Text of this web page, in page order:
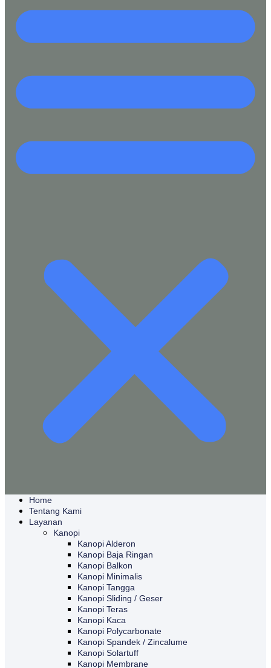
Home
Tentang Kami
Layanan
Kanopi
Kanopi Alderon
Kanopi Baja Ringan
Kanopi Balkon
Kanopi Minimalis
Kanopi Tangga
Kanopi Sliding / Geser
Kanopi Teras
Kanopi Kaca
Kanopi Polycarbonate
Kanopi Spandek / Zincalume
Kanopi Solartuff
Kanopi Membrane